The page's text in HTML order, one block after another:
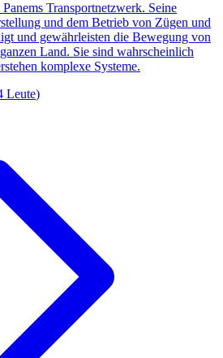
Transportnetzwerk. Seine
und dem Betrieb von Zügen und
und gewährleisten die Bewegung von
Land. Sie sind wahrscheinlich
komplexe Systeme.
Leute)